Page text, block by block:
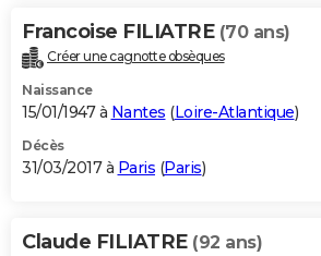
Francoise FILIATRE (70 ans)
Créer une cagnotte obsèques
Naissance
15/01/1947 à Nantes (Loire-Atlantique)
Décès
31/03/2017 à Paris (Paris)
Claude FILIATRE (92 ans)